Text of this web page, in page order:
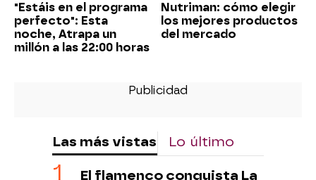
"Estáis en el programa
perfecto": Esta
noche, Atrapa un
millón a las 22:00 horas
Nutriman: cómo elegir
los mejores productos
del mercado
Las más vistas Lo último
El flamenco conquista La